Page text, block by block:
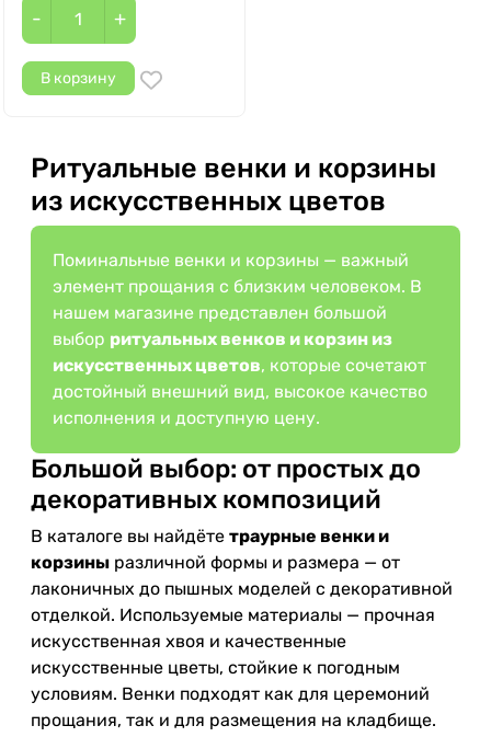
- +
В корзину
Ритуальные венки и корзины
из искусственных цветов
Поминальные венки и корзины — важный
элемент прощания с близким человеком. В
нашем магазине представлен большой
выбор ритуальных венков и корзин из
искусственных цветов, которые сочетают
достойный внешний вид, высокое качество
исполнения и доступную цену.
Большой выбор: от простых до
декоративных композиций
В каталоге вы найдёте траурные венки и
корзины различной формы и размера — от
лаконичных до пышных моделей с декоративной
отделкой. Используемые материалы — прочная
искусственная хвоя и качественные
искусственные цветы, стойкие к погодным
условиям. Венки подходят как для церемоний
прощания, так и для размещения на кладбище.